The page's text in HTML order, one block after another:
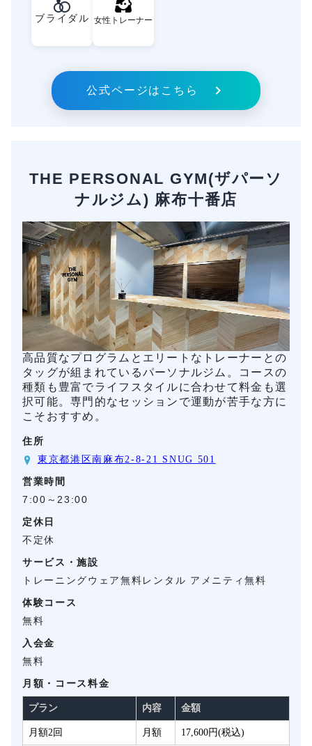
ブライダル 女性トレーナー
公式ページはこちら
THE PERSONAL GYM(ザパーソ
ナルジム) 麻布十番店
高品質なプログラムとエリートなトレーナーとの
タッグが組まれているパーソナルジム。コースの
種類も豊富でライフスタイルに合わせて料金も選
択可能。専門的なセッションで運動が苦手な方に
こそおすすめ。
住所
東京都港区南麻布2-8-21 SNUG 501
営業時間
7:00～23:00
定休日
不定休
サービス・施設
トレーニングウェア無料レンタル アメニティ無料
体験コース
無料
入会金
無料
月額・コース料金
プラン 内容 金額
月額2回 月額 17,600円(税込)